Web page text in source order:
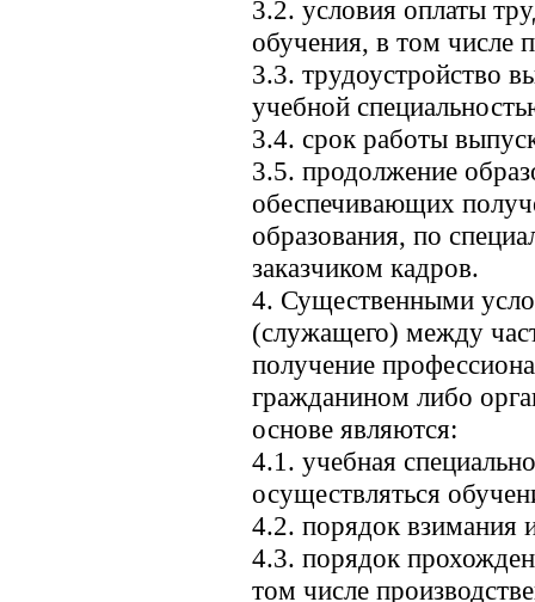
3.2. условия оплаты
обучения, в том числе
3.3. трудоустройство
учебной
3.4. срок работы
3.5. продолжение
обеспечивающих
образования, по
заказчиком кадров.
4. Существенными
(служащего) между
получение
гражданином либо
основе являются:
4.1. учебная
осуществляться
4.2. порядок взимания
4.3. порядок
том числе